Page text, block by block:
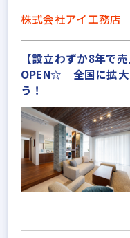
株式会社アイ工務店
【設立わずか8年で
OPEN☆ 全国に拡大
う！